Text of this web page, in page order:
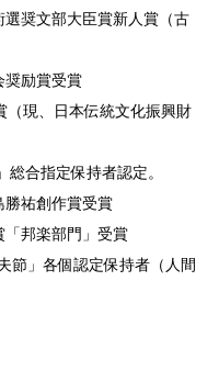
奨文部大臣賞新人賞（古
奨励賞受賞
現、日本伝統文化振興財
合指定保持者認定。
祐創作賞受賞
邦楽部門」受賞
」各個認定保持者（人間